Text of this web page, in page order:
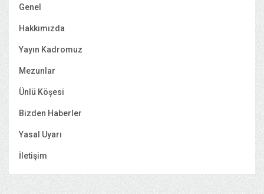
Genel
Hakkımızda
Yayın Kadromuz
Mezunlar
Ünlü Köşesi
Bizden Haberler
Yasal Uyarı
İletişim